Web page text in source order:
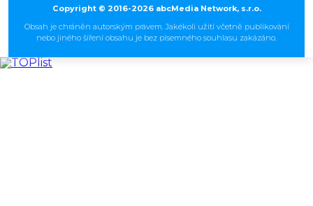
Copyright © 2016-2026 abcMedia Network, s.r.o.
Obsah je chráněn autorským právem. Jakékoli užití včetně publikování
nebo jiného šíření obsahu je bez písemného souhlasu zakázáno.